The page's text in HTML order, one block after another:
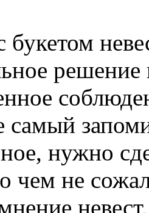
букетом
решение
самый
нужно
чем не